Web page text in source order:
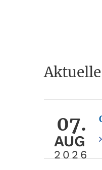
07.
AUG
2026